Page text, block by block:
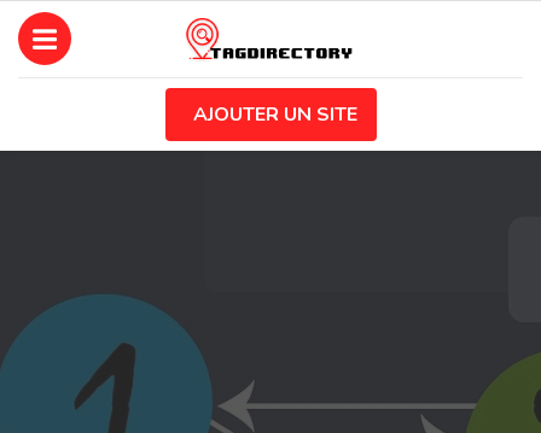
AJOUTER UN SITE